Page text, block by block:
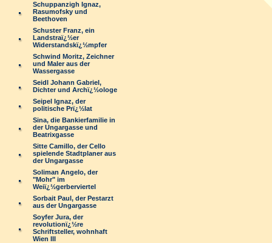
Schuppanzigh Ignaz,
Rasumofsky und
Beethoven
Schuster Franz, ein
Landstraï¿½er
Widerstandskï¿½mpfer
Schwind Moritz, Zeichner
und Maler aus der
Wassergasse
Seidl Johann Gabriel,
Dichter und Archï¿½ologe
Seipel Ignaz, der
politische Prï¿½lat
Sina, die Bankierfamilie in
der Ungargasse und
Beatrixgasse
Sitte Camillo, der Cello
spielende Stadtplaner aus
der Ungargasse
Soliman Angelo, der
"Mohr" im
Weiï¿½gerberviertel
Sorbait Paul, der Pestarzt
aus der Ungargasse
Soyfer Jura, der
revolutionï¿½re
Schriftsteller, wohnhaft
Wien III